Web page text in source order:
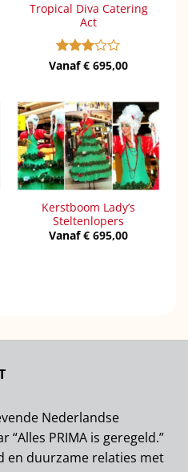
Tropical Diva Catering
Act
Gewaardeerd
Vanaf€ 695,00
Kerstboom Lady’s
Steltenlopers
Vanaf€ 695,00
Nederlandse
PRIMA is geregeld.”
en duurzame relaties met